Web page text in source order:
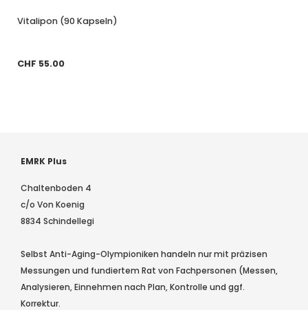
Vitalipon (90 Kapseln)
CHF 55.00
EMRK Plus
Chaltenboden 4
c/o Von Koenig
8834 Schindellegi
Selbst Anti-Aging-Olympioniken handeln nur mit präzisen
Messungen und fundiertem Rat von Fachpersonen (Messen,
Analysieren, Einnehmen nach Plan, Kontrolle und ggf.
Korrektur.